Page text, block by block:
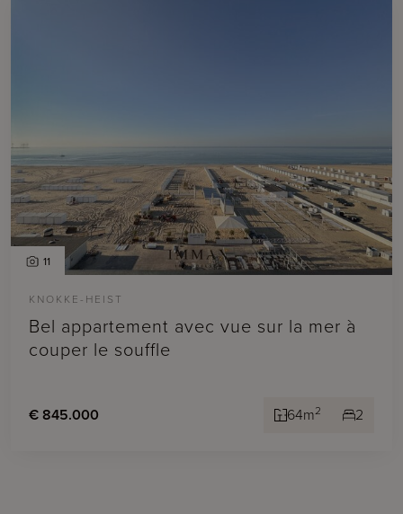
11
KNOKKE-HEIST
Bel appartement avec vue sur la mer à
couper le souffle
€ 845.000 64m2 2